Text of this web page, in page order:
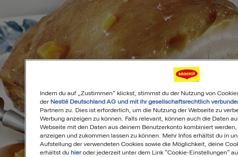
Indem du auf „Zustimmen“ klickst, stimmst du der Nutzung von
der Nestlé Deutschland AG und mit ihr gesellschaftsrechtlich
Partnern zu. Dies ist erforderlich, um die Nutzung der Webseite zu
Werbung anzeigen zu können. Falls relevant, können auch die Daten
Webseite mit den Daten aus deinem Benutzerkonto kombiniert
anzeigen und zukommen lassen zu können. Mehr Infos erhältst du in
Aufstellung der verwendeten Cookies sowie die Möglichkeit, deine
erhältst du hieroder jederzeit unter dem Link "Cookie-Einstellungen"